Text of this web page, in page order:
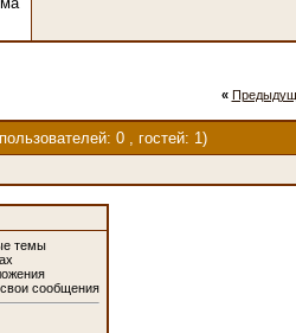
«
0 , гостей: 1)
темы
сообщения